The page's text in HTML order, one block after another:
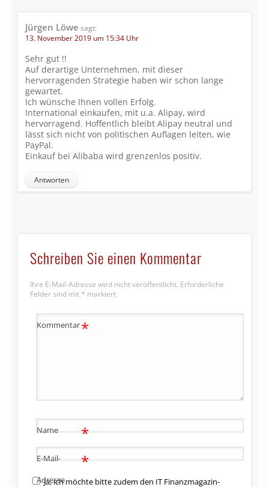
Jürgen Löwe sagt:
13. November 2019 um 15:34 Uhr
Sehr gut !!
Auf derartige Unternehmen, mit dieser
hervorragenden Strategie haben wir schon lange
gewartet.
Ich wünsche Ihnen vollen Erfolg.
International einkaufen, mit u.a. Alipay, wird
hervorragend. Hoffentlich bleibt Alipay neutral und
lässt sich nicht von politischen Auflagen leiten, wie
PayPal.
Einkauf bei Alibaba wird grenzenlos positiv.
Antworten
Schreiben Sie einen Kommentar
Ihre E-Mail-Adresse wird nicht veröffentlicht. Erforderliche
Felder sind mit * markiert
Kommentar*
Name *
E-Mail-
Adresse
*
Ja, ich möchte bitte zudem den IT Finanzmagazin-